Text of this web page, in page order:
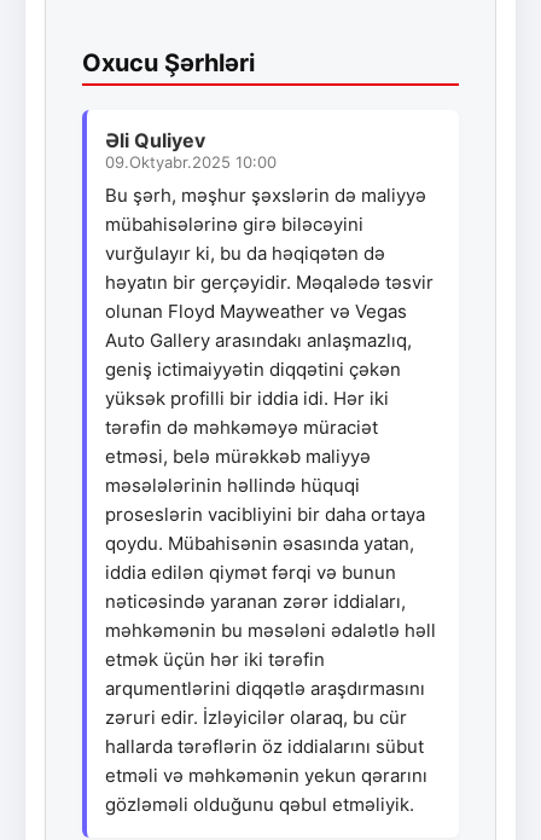
Oxucu Şərhləri
Əli Quliyev
09.Oktyabr.2025 10:00
Bu şərh, məşhur şəxslərin də maliyyə
mübahisələrinə girə biləcəyini
vurğulayır ki, bu da həqiqətən də
həyatın bir gerçəyidir. Məqalədə təsvir
olunan Floyd Mayweather və Vegas
Auto Gallery arasındakı anlaşmazlıq,
geniş ictimaiyyətin diqqətini çəkən
yüksək profilli bir iddia idi. Hər iki
tərəfin də məhkəməyə müraciət
etməsi, belə mürəkkəb maliyyə
məsələlərinin həllində hüquqi
proseslərin vacibliyini bir daha ortaya
qoydu. Mübahisənin əsasında yatan,
iddia edilən qiymət fərqi və bunun
nəticəsində yaranan zərər iddiaları,
məhkəmənin bu məsələni ədalətlə həll
etmək üçün hər iki tərəfin
arqumentlərini diqqətlə araşdırmasını
zəruri edir. İzləyicilər olaraq, bu cür
hallarda tərəflərin öz iddialarını sübut
etməli və məhkəmənin yekun qərarını
gözləməli olduğunu qəbul etməliyik.